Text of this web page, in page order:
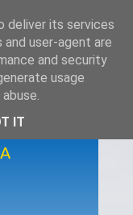
deliver its services
user-agent are
and security
usage
IT